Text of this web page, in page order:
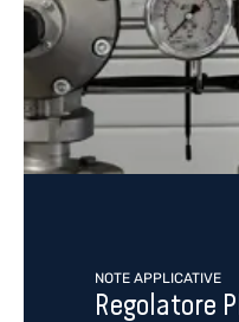
NOTE APPLICATIVE
Regolatore